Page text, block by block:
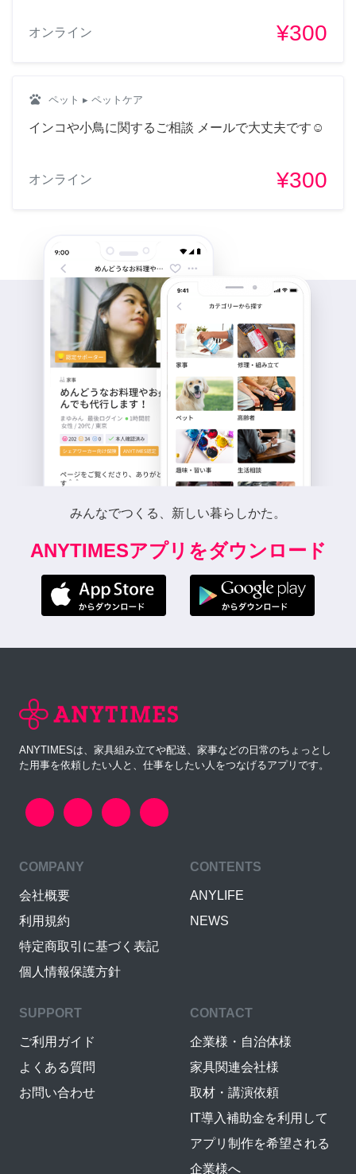
オンライン ¥300
pets ペット ▸ ペットケア
インコや小鳥に関するご相談 メールで大丈夫です☺️
オンライン ¥300
みんなでつくる、新しい暮らしかた。
ANYTIMESアプリをダウンロード
ANYTIMESは、家具組み立てや配送、家事などの日常のちょっとし
た用事を依頼したい人と、仕事をしたい人をつなげるアプリです。
COMPANY
会社概要
利用規約
特定商取引に基づく表記
個人情報保護方針
CONTENTS
ANYLIFE
NEWS
SUPPORT
ご利用ガイド
よくある質問
お問い合わせ
CONTACT
企業様・自治体様
家具関連会社様
取材・講演依頼
IT導入補助金を利用して
アプリ制作を希望される
企業様へ